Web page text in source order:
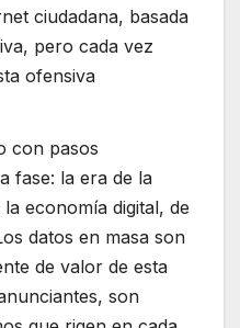
ciudadana, basada
pero cada vez
ofensiva
con pasos
fase: la era de la
economía digital, de
datos en masa son
de valor de esta
son